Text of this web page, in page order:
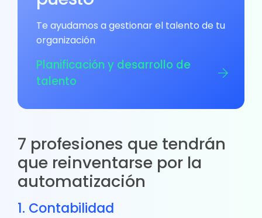
Te ayudamos a gestionar el talento de tu
organización
Planificación y desarrollo de
talento
7 profesiones que tendrán
que reinventarse por la
automatización
1. Contabilidad